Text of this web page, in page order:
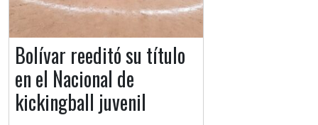
Bolívar reeditó su título
en el Nacional de
kickingball juvenil